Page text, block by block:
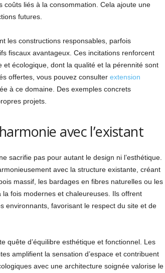
liés à la consommation. Cela ajoute une
futures.
les constructions responsables, parfois
fiscaux avantageux. Ces incitations renforcent
et écologique, dont la qualité et la pérennité sont
offertes, vous pouvez consulter extension
à ce domaine. Des exemples concrets
projets.
avec l’existant
sacrifie pas pour autant le design ni l’esthétique.
avec la structure existante, créant
massif, les bardages en fibres naturelles ou les
fois modernes et chaleureuses. Ils offrent
environnants, favorisant le respect du site et de
quête d’équilibre esthétique et fonctionnel. Les
amplifient la sensation d’espace et contribuent
avec une architecture soignée valorise le